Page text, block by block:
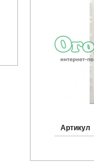
Артикул